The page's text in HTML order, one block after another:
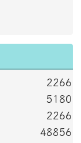
2266
5180
2266
48856